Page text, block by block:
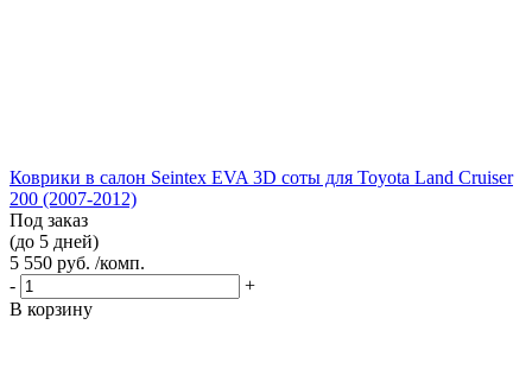
Коврики в салон Seintex EVA 3D соты для Toyota Land Cruiser
200 (2007-2012)
Под заказ
(до 5 дней)
5 550 руб. /комп.
-
+
В корзину